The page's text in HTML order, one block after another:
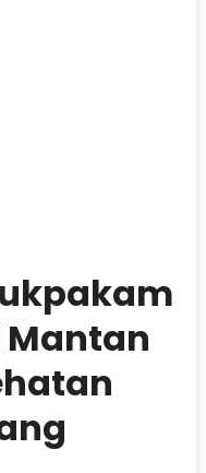
Mantan